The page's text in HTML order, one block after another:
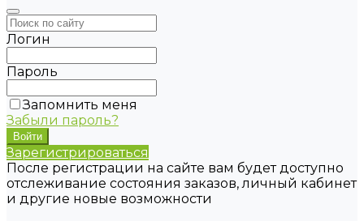
Логин
Пароль
Запомнить меня
Забыли пароль?
Зарегистрироваться
После регистрации на сайте вам будет доступно
отслеживание состояния заказов, личный кабинет
и другие новые возможности